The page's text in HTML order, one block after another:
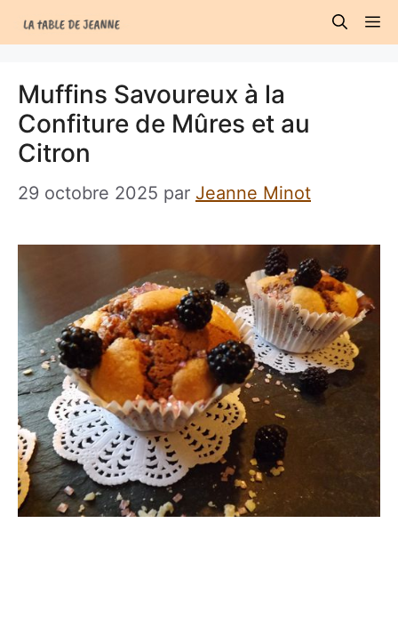
au
Muffins Savoureux à la
Confiture de Mûres et au
Citron
29 octobre 2025 par Jeanne Minot